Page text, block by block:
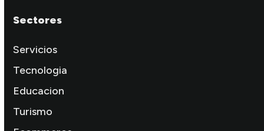
Sectores
Servicios
Tecnologia
Educacion
Turismo